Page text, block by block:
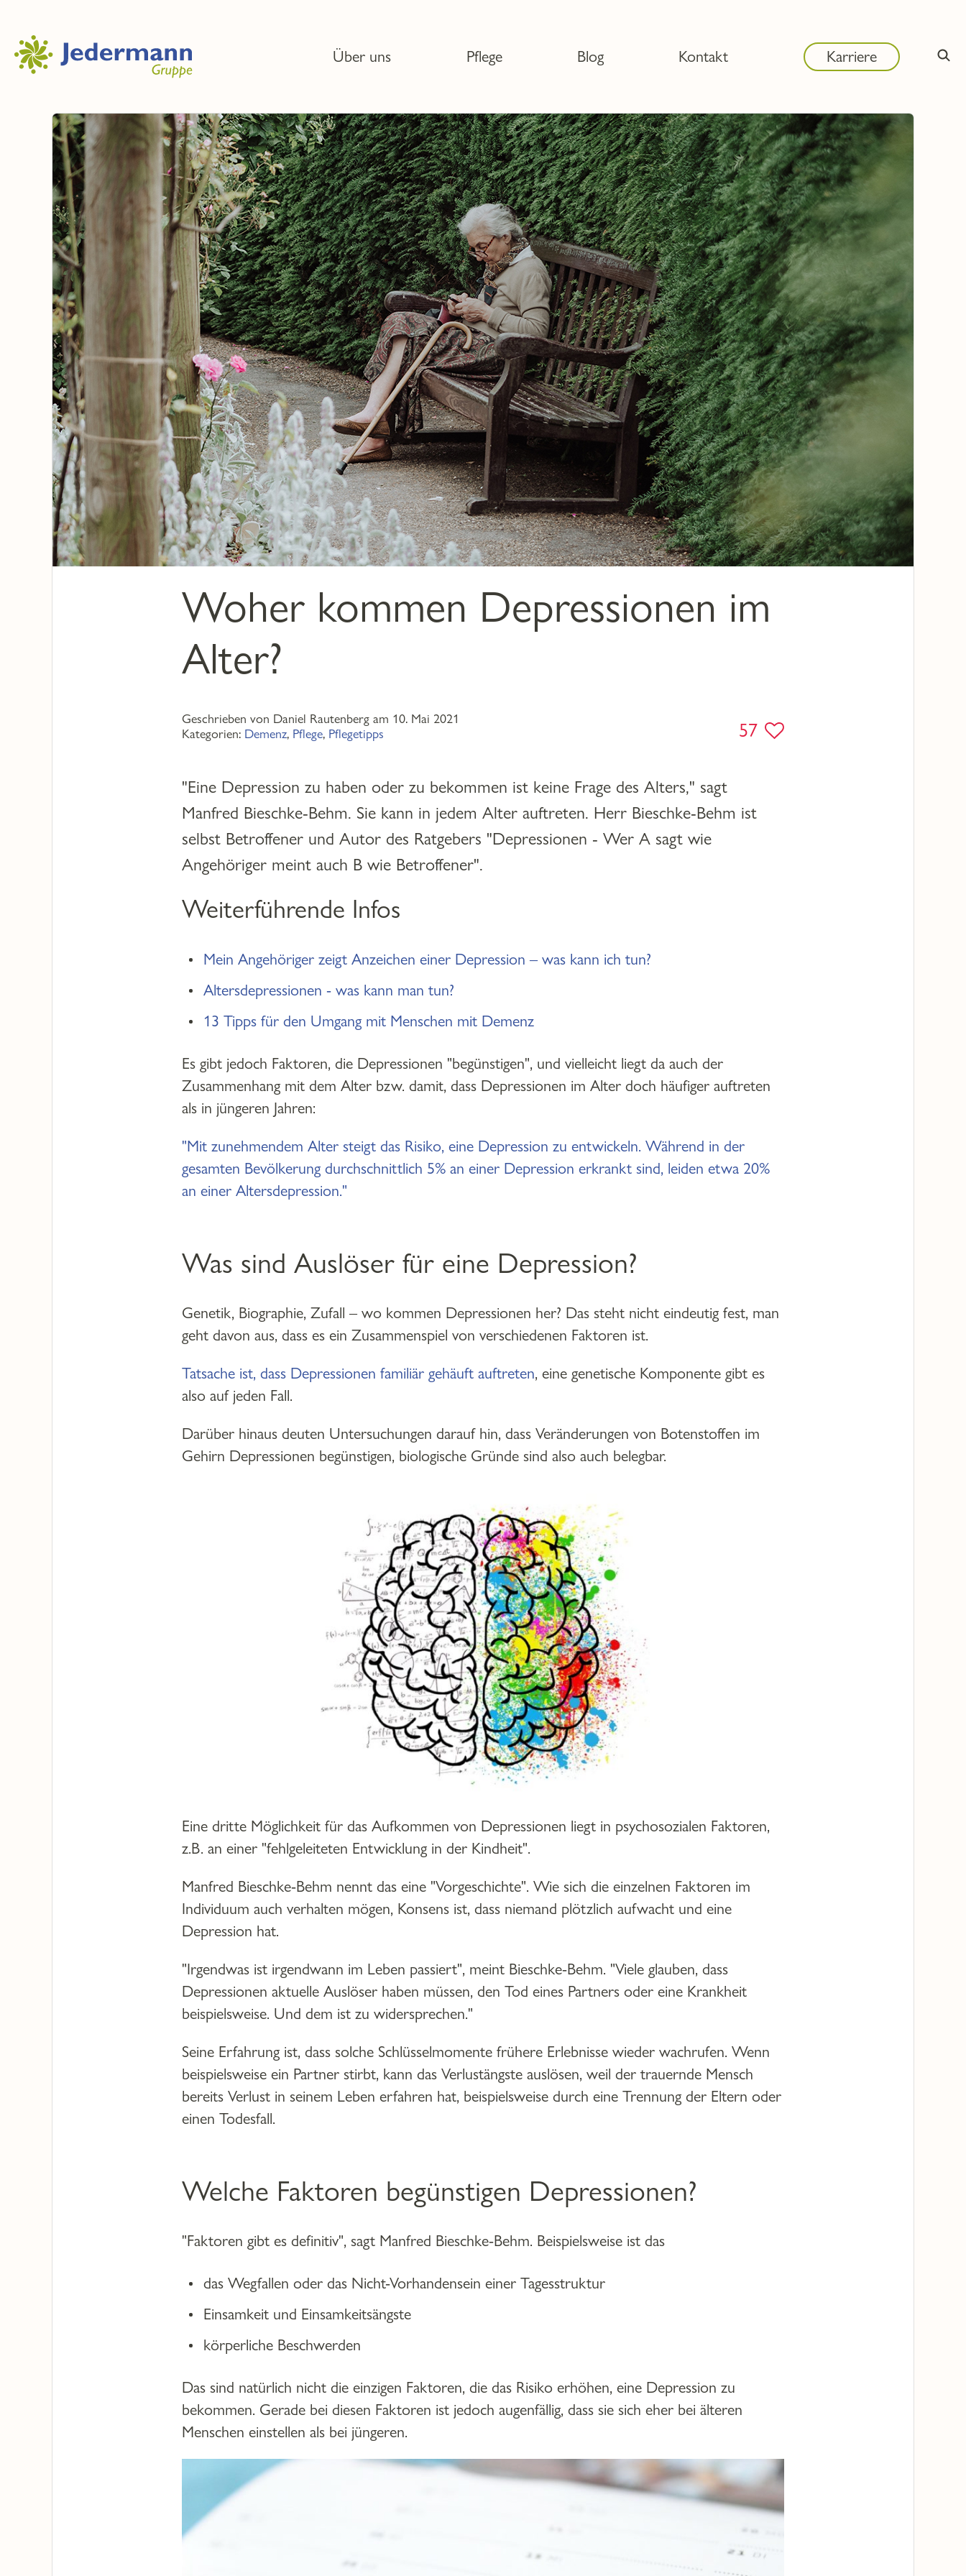
Über uns Pflege Blog Kontakt Karriere
Woher kommen Depressionen im
Alter?
Geschrieben von Daniel Rautenberg am 10. Mai 2021
Kategorien: Demenz, Pflege, Pflegetipps 57
"Eine Depression zu haben oder zu bekommen ist keine Frage des Alters," sagt
Manfred Bieschke-Behm. Sie kann in jedem Alter auftreten. Herr Bieschke-Behm ist
selbst Betroffener und Autor des Ratgebers "Depressionen - Wer A sagt wie
Angehöriger meint auch B wie Betroffener".
Weiterführende Infos
Mein Angehöriger zeigt Anzeichen einer Depression – was kann ich tun?
Altersdepressionen - was kann man tun?
13 Tipps für den Umgang mit Menschen mit Demenz
Es gibt jedoch Faktoren, die Depressionen "begünstigen", und vielleicht liegt da auch der
Zusammenhang mit dem Alter bzw. damit, dass Depressionen im Alter doch häufiger auftreten
als in jüngeren Jahren:
"Mit zunehmendem Alter steigt das Risiko, eine Depression zu entwickeln. Während in der
gesamten Bevölkerung durchschnittlich 5% an einer Depression erkrankt sind, leiden etwa 20%
an einer Altersdepression."
Was sind Auslöser für eine Depression?
Genetik, Biographie, Zufall – wo kommen Depressionen her? Das steht nicht eindeutig fest, man
geht davon aus, dass es ein Zusammenspiel von verschiedenen Faktoren ist.
Tatsache ist, dass Depressionen familiär gehäuft auftreten, eine genetische Komponente gibt es
also auf jeden Fall.
Darüber hinaus deuten Untersuchungen darauf hin, dass Veränderungen von Botenstoffen im
Gehirn Depressionen begünstigen, biologische Gründe sind also auch belegbar.
Eine dritte Möglichkeit für das Aufkommen von Depressionen liegt in psychosozialen Faktoren,
z.B. an einer "fehlgeleiteten Entwicklung in der Kindheit".
Manfred Bieschke-Behm nennt das eine "Vorgeschichte". Wie sich die einzelnen Faktoren im
Individuum auch verhalten mögen, Konsens ist, dass niemand plötzlich aufwacht und eine
Depression hat.
"Irgendwas ist irgendwann im Leben passiert", meint Bieschke-Behm. "Viele glauben, dass
Depressionen aktuelle Auslöser haben müssen, den Tod eines Partners oder eine Krankheit
beispielsweise. Und dem ist zu widersprechen."
Seine Erfahrung ist, dass solche Schlüsselmomente frühere Erlebnisse wieder wachrufen. Wenn
beispielsweise ein Partner stirbt, kann das Verlustängste auslösen, weil der trauernde Mensch
bereits Verlust in seinem Leben erfahren hat, beispielsweise durch eine Trennung der Eltern oder
einen Todesfall.
Welche Faktoren begünstigen Depressionen?
"Faktoren gibt es definitiv", sagt Manfred Bieschke-Behm. Beispielsweise ist das
das Wegfallen oder das Nicht-Vorhandensein einer Tagesstruktur
Einsamkeit und Einsamkeitsängste
körperliche Beschwerden
Das sind natürlich nicht die einzigen Faktoren, die das Risiko erhöhen, eine Depression zu
bekommen. Gerade bei diesen Faktoren ist jedoch augenfällig, dass sie sich eher bei älteren
Menschen einstellen als bei jüngeren.